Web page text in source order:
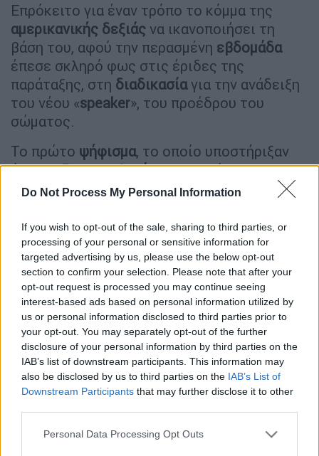
Do Not Process My Personal Information
If you wish to opt-out of the sale, sharing to third parties, or
processing of your personal or sensitive information for
targeted advertising by us, please use the below opt-out
section to confirm your selection. Please note that after your
opt-out request is processed you may continue seeing
interest-based ads based on personal information utilized by
us or personal information disclosed to third parties prior to
your opt-out. You may separately opt-out of the further
disclosure of your personal information by third parties on the
IAB’s list of downstream participants. This information may
also be disclosed by us to third parties on the IAB’s List of
Downstream Participants that may further disclose it to other
Please note that this website/app uses one or more Google
Personal Data Processing Opt Outs
Επρόκειτο για έναν τρόπο το κόμμα της
αμερικανικής δεξιάς να ικανοποιήσει τη
βάση του, αφού την περασμένη εβδομάδα
έπεσε σκληρό φως στις έριδες της
παράταξης, στη διαδικασίαγια την ανάδειξη
του νέου «speaker», του προέδρου του
σώματος.
Το πρώτο ψήφισμα, το οποίο υποστήριξαν
όλοι οιΡεπουμπλικάνοιαιρετοί,
καταδικάζει τις «επιθέσεις» εναντίον
τάσσονται εναντίον της άμβλωσης.
Αναφέρεται συγκεκριμένα σε βίαιες
ενέργειες από τη 2η Μαΐου 2022, όταν
διαρροή έφερε στο φως το ότι το Ανώτατο
Δικαστήριο των ΗΠΑ ετοιμαζόταν να
δυναμιτίσειτο δικαίωμα στην άμβλωση σε
ομοσπονδιακό επίπεδο.
Το κείμενο μεταξύ άλλων κατηγορεί «την
κυβέρνηση Μπάιντεν πως δεν έλαβε μέτρα»
μετά τις «επιθέσεις» αυτές, που αποδίδει σε
ριζοσπαστικοποιημένους».